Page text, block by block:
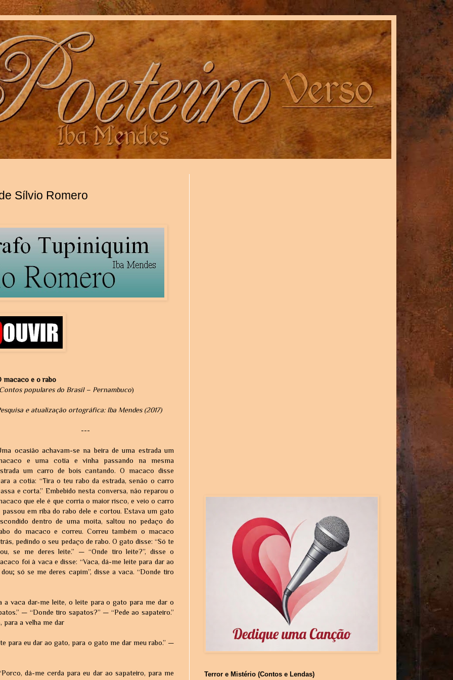
Sílvio Romero
macaco e o rabo
populares do Brasil – Pernambuco)
e atualização ortográfica: Iba Mendes (2017)
---
ocasião achavam-se na beira de uma estrada um
e uma cotia e vinha passando na mesma
um carro de bois cantando. O macaco disse
a cotia: “Tira o teu rabo da estrada, senão o carro
e corta.” Embebido nesta conversa, não reparou o
que ele é que corria o maior risco, e veio o carro
passou em riba do rabo dele e cortou. Estava um gato
dentro de uma moita, saltou no pedaço do
do macaco e correu. Correu também o macaco
pedindo o seu pedaço de rabo. O gato disse: “Só te
se me deres leite.” — “Onde tiro leite?”, disse o
foi à vaca e disse: “Vaca, dá-me leite para dar ao
só se me deres capim”, disse a vaca. “Donde tiro
a vaca dar-me leite, o leite para o gato para me dar o
— “Donde tiro sapatos?” — “Pede ao sapateiro.”
para a velha me dar
para eu dar ao gato, para o gato me dar meu rabo.” —
dá-me cerda para eu dar ao sapateiro, para me
Terror e Mistério (Contos e Lendas)